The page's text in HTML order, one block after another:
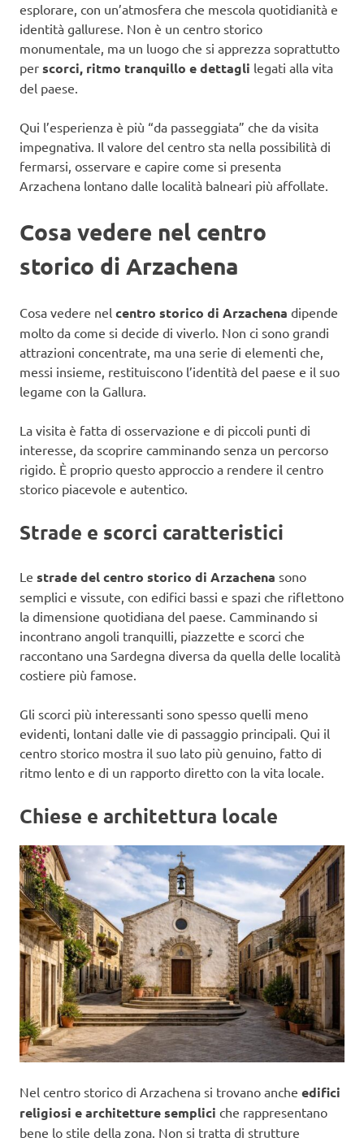
esplorare, con un’atmosfera che mescola quotidianità e
identità gallurese. Non è un centro storico
monumentale, ma un luogo che si apprezza soprattutto
per scorci, ritmo tranquillo e dettagli legati alla vita
del paese.
Qui l’esperienza è più “da passeggiata” che da visita
impegnativa. Il valore del centro sta nella possibilità di
fermarsi, osservare e capire come si presenta
Arzachena lontano dalle località balneari più affollate.
Cosa vedere nel centro
storico di Arzachena
Cosa vedere nel centro storico di Arzachena dipende
molto da come si decide di viverlo. Non ci sono grandi
attrazioni concentrate, ma una serie di elementi che,
messi insieme, restituiscono l’identità del paese e il suo
legame con la Gallura.
La visita è fatta di osservazione e di piccoli punti di
interesse, da scoprire camminando senza un percorso
rigido. È proprio questo approccio a rendere il centro
storico piacevole e autentico.
Strade e scorci caratteristici
Le strade del centro storico di Arzachena sono
semplici e vissute, con edifici bassi e spazi che riflettono
la dimensione quotidiana del paese. Camminando si
incontrano angoli tranquilli, piazzette e scorci che
raccontano una Sardegna diversa da quella delle località
costiere più famose.
Gli scorci più interessanti sono spesso quelli meno
evidenti, lontani dalle vie di passaggio principali. Qui il
centro storico mostra il suo lato più genuino, fatto di
ritmo lento e di un rapporto diretto con la vita locale.
Chiese e architettura locale
Nel centro storico di Arzachena si trovano anche edifici
religiosi e architetture semplici che rappresentano
bene lo stile della zona. Non si tratta di strutture